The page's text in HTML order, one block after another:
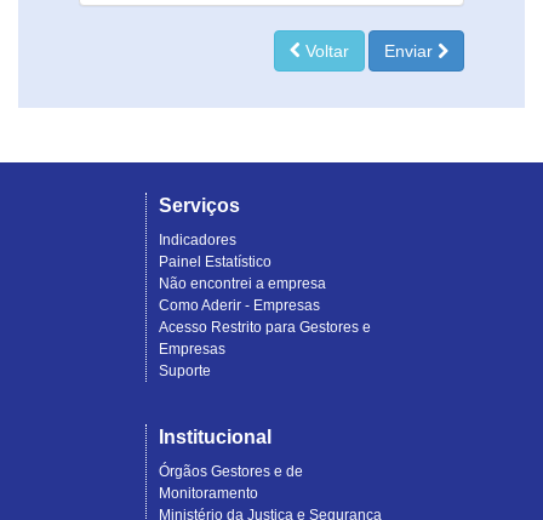
Voltar Enviar
Serviços
Indicadores
Painel Estatístico
Não encontrei a empresa
Como Aderir - Empresas
Acesso Restrito para Gestores e
Empresas
Suporte
Institucional
Órgãos Gestores e de
Monitoramento
Ministério da Justiça e Segurança